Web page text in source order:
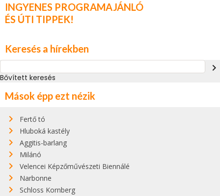
INGYENES PROGRAMAJÁNLÓ
ÉS ÚTI TIPPEK!
Keresés a hírekben
navigate_next
Bővített keresés
Mások épp ezt nézik
Fertő tó
Hluboká kastély
Aggitis-barlang
Milánó
Velencei Képzőművészeti Biennálé
Narbonne
Schloss Kornberg